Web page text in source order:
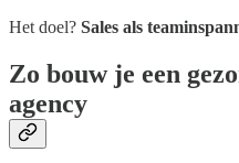
Het doel? Sales als
Zo bouw je een
agency